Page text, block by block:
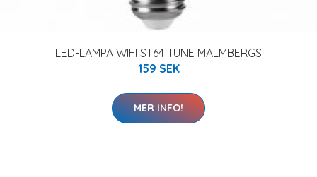
LED-LAMPA WIFI ST64 TUNE MALMBERGS
159 SEK
MER INFO!